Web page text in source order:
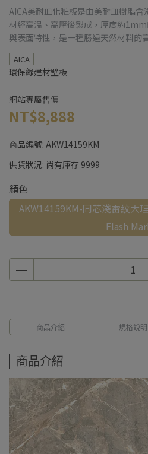
AICA美耐皿化粧板是由美耐皿樹脂
材經高溫、高壓後製成，厚度約
與表面特性，是一種勝過天然材料的
AICA
環保綠建材壁板
網站專屬售價
NT$8,888
商品編號: AKW14159KM
供貨狀況: 尚有庫存 9999
顏色
AKW14159KM-同芯淺雷紋大
Flash
商品介紹 規格說明
商品介紹